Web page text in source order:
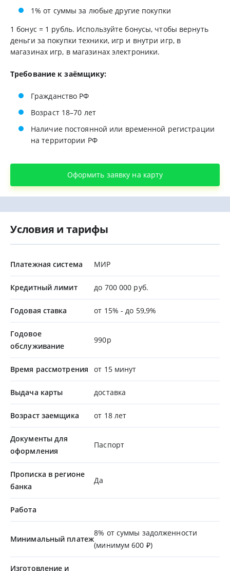
1% от суммы за любые другие покупки
1 бонус = 1 рубль. Используйте бонусы, чтобы вернуть
деньги за покупки техники, игр и внутри игр, в
магазинах игр, в магазинах электроники.
Требование к заёмщику:
Гражданство РФ
Возраст 18–70 лет
Наличие постоянной или временной регистрации
на территории РФ
Оформить заявку на карту
Условия и тарифы
Платежная система МИР
Кредитный лимит до 700 000 руб.
Годовая ставка от 15% - до 59,9%
Годовое
обслуживание
990р
Время рассмотрения от 15 минут
Выдача карты доставка
Возраст заемщика от 18 лет
Документы для
оформления
Паспорт
Прописка в регионе
банка
Да
Работа
Минимальный платеж
8% от суммы задолженности
(минимум 600 ₽)
Изготовление и